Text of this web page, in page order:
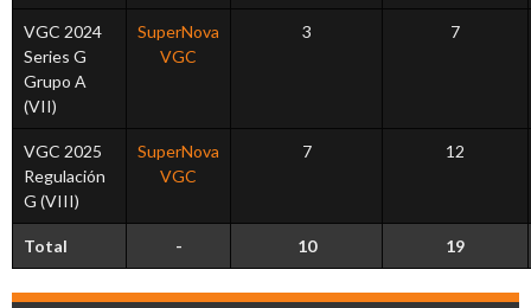
VGC 2024
Series G
Grupo A
(VII)
SuperNova
VGC
3 7
VGC 2025
Regulación
G (VIII)
SuperNova
VGC
7 12
Total - 10 19